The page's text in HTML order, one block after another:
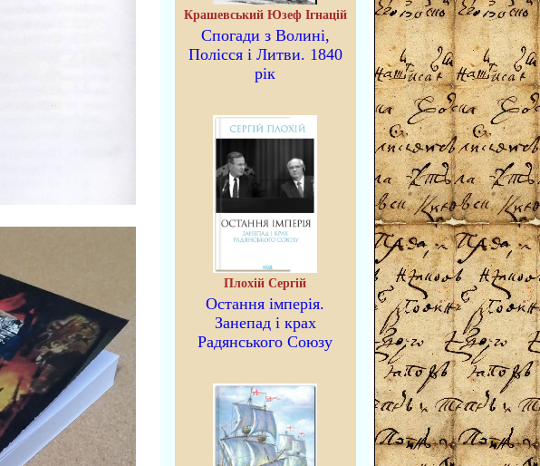
Крашевський Юзеф Ігнацій
Спогади з Волині,
Полісся і Литви. 1840
рік
Плохій Сергій
Остання імперія.
Занепад і крах
Радянського Союзу